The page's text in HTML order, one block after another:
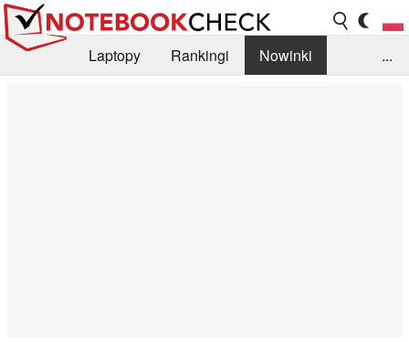
Laptopy Rankingi
Nowinki
...